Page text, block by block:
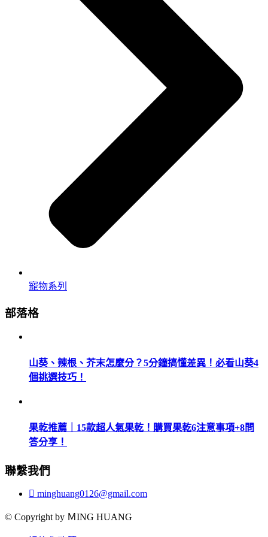
寵物系列
部落格
山葵、辣根、芥末怎麼分？5分鐘搞懂差異！必看山葵4
個挑選技巧！
果乾推薦｜15款超人氣果乾！購買果乾6注意事項+8問
答分享！
聯繫我們
minghuang0126@gmail.com
© Copyright by ＭING HUANG